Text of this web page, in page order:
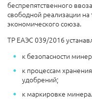
беспрепятственного
свободной реализации на
экономического союза.
ТР ЕАЭС 039/2016
к безопасности
к процессам
удобрений;
к маркировке